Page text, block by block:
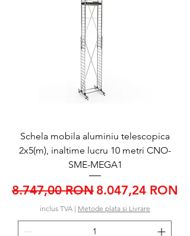
Schela mobila aluminiu telescopica
2x5(m), inaltime lucru 10 metri CNO-
SME-MEGA1
Preț normal
8.747,00 RON Preț redus
8.047,24 RON
inclus TVA | Metode plata si Livrare